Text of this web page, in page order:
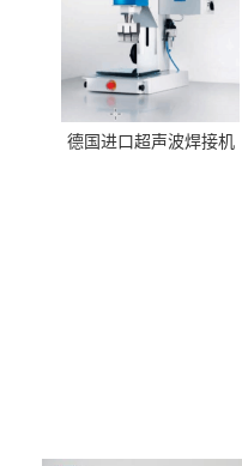
德国进口超声波焊接机